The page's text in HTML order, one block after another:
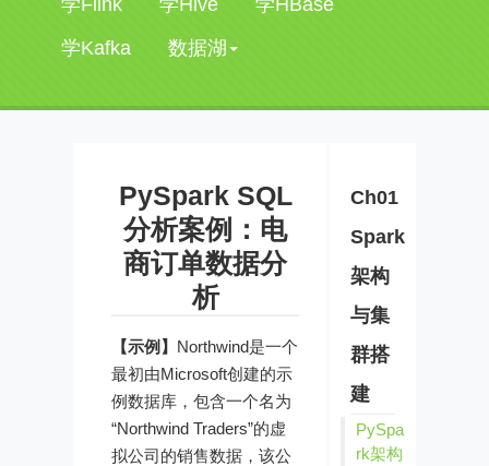
学Kafka
数据湖
PySpark SQL
分析案例：电
商订单数据分
析
【示例】 Northwind是一个
最初由Microsoft创建的示
例数据库，包含一个名为
“Northwind Traders”的虚
拟公司的销售数据，该公
Ch01
Spark
架构
与集
群搭
建
PySpa
rk架构